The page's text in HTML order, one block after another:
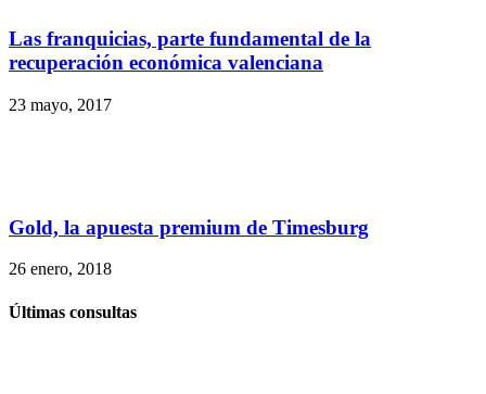
Las franquicias, parte fundamental de la
recuperación económica valenciana
23 mayo, 2017
Gold, la apuesta premium de Timesburg
26 enero, 2018
Últimas consultas